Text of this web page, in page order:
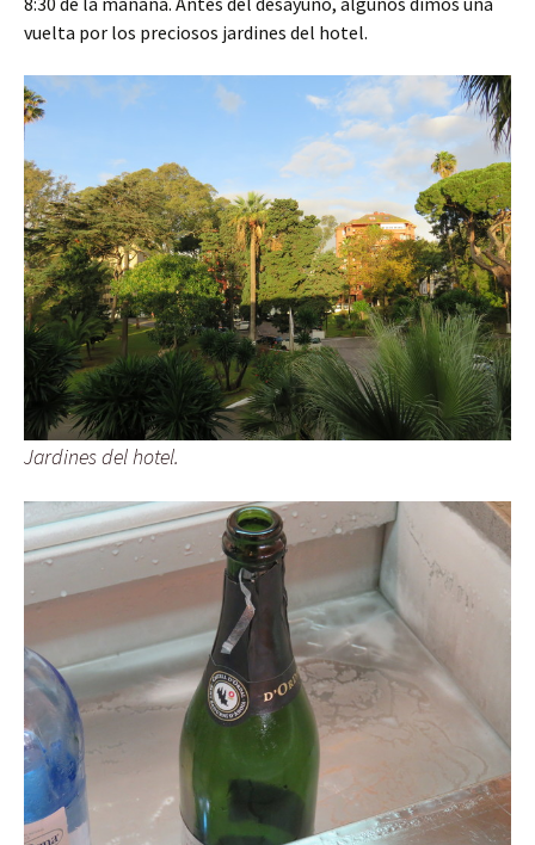
vuelta por los preciosos jardines del hotel.
Jardines del hotel.